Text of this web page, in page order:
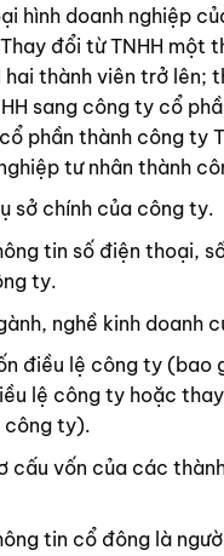
hình doanh nghiệp
đổi từ TNHH một
hai thành viên trở lên;
sang công ty cổ
phần thành công ty
tư nhân thành
sở chính của công ty.
tin số điện thoại,
ty.
nghề kinh doanh
điều lệ công ty (bao
lệ công ty hoặc
công ty).
cấu vốn của các
tin cổ đông là